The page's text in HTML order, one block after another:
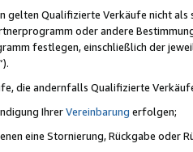
gelten Qualifizierte Verkäufe nicht
oder andere
festlegen, einschließlich der
die andernfalls Qualifizierte
IhrerVereinbarung erfolgen;
eine Stornierung, Rückgabe oder